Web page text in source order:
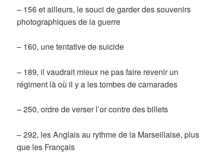
– 156 et ailleurs, le souci de garder des souvenirs
photographiques de la guerre
– 160, une tentative de suicide
– 189, il vaudrait mieux ne pas faire revenir un
régiment là où il y a les tombes de camarades
– 250, ordre de verser l’or contre des billets
– 292, les Anglais au rythme de la Marseillaise, plus
que les Français